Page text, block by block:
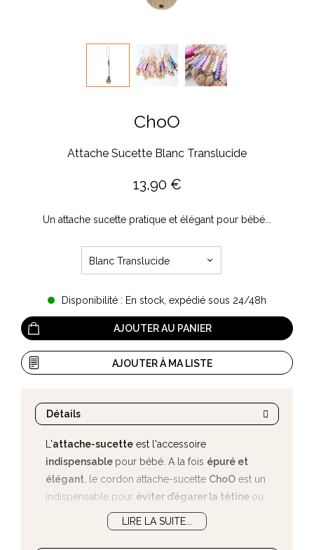
ChoO
Attache Sucette Blanc Translucide
13,90 €
Un attache sucette pratique et élégant pour bébé...
Blanc Translucide
Disponibilité : En stock, expédié sous 24/48h
AJOUTER AU PANIER
AJOUTER À MA LISTE
Détails
L'attache-sucette est l'accessoire
indispensable pour bébé. A la fois épuré et
élégant , le cordon attache-sucette ChoO est un
indispensable pour éviter d’égarer la tétine ou
de la ramasser sur le sol un nombre incalculable
de fois. Avec l'attache tétineChoOvous fixerez la
LIRE LA SUITE...